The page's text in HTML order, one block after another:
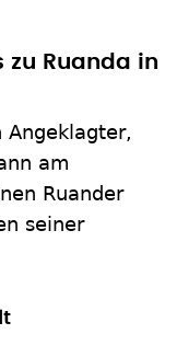
zu Ruanda in
Angeklagter,
am
Ruander
seiner